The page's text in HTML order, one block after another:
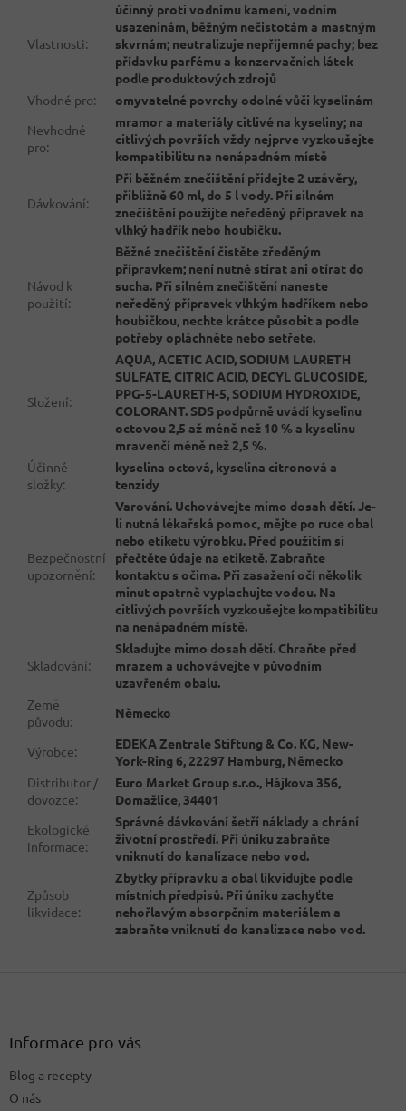
Vlastnosti:
účinný proti vodnímu kameni, vodním
usazeninám, běžným nečistotám a mastným
skvrnám; neutralizuje nepříjemné pachy; bez
přídavku parfému a konzervačních látek
podle produktových zdrojů
Vhodné pro:
omyvatelné povrchy odolné vůči kyselinám
Nevhodné
pro:
mramor a materiály citlivé na kyseliny; na
citlivých površích vždy nejprve vyzkoušejte
kompatibilitu na nenápadném místě
Dávkování:
Při běžném znečištění přidejte 2 uzávěry,
přibližně 60 ml, do 5 l vody. Při silném
znečištění použijte neředěný přípravek na
vlhký hadřík nebo houbičku.
Návod k
použití:
Běžné znečištění čistěte zředěným
přípravkem; není nutné stírat ani otírat do
sucha. Při silném znečištění naneste
neředěný přípravek vlhkým hadříkem nebo
houbičkou, nechte krátce působit a podle
potřeby opláchněte nebo setřete.
Složení:
AQUA, ACETIC ACID, SODIUM LAURETH
SULFATE, CITRIC ACID, DECYL GLUCOSIDE,
PPG-5-LAURETH-5, SODIUM HYDROXIDE,
COLORANT. SDS podpůrně uvádí kyselinu
octovou 2,5 až méně než 10 % a kyselinu
mravenčí méně než 2,5 %.
Účinné
složky:
kyselina octová, kyselina citronová a
tenzidy
Bezpečnostní
upozornění:
Varování. Uchovávejte mimo dosah dětí. Je-
li nutná lékařská pomoc, mějte po ruce obal
nebo etiketu výrobku. Před použitím si
přečtěte údaje na etiketě. Zabraňte
kontaktu s očima. Při zasažení očí několik
minut opatrně vyplachujte vodou. Na
citlivých površích vyzkoušejte kompatibilitu
na nenápadném místě.
Skladování:
Skladujte mimo dosah dětí. Chraňte před
mrazem a uchovávejte v původním
uzavřeném obalu.
Země
původu:
Německo
Výrobce:
EDEKA Zentrale Stiftung & Co. KG, New-
York-Ring 6, 22297 Hamburg, Německo
Distributor /
dovozce:
Euro Market Group s.r.o., Hájkova 356,
Domažlice, 34401
Ekologické
informace:
Správné dávkování šetří náklady a chrání
životní prostředí. Při úniku zabraňte
vniknutí do kanalizace nebo vod.
Způsob
likvidace:
Zbytky přípravku a obal likvidujte podle
místních předpisů. Při úniku zachyťte
nehořlavým absorpčním materiálem a
zabraňte vniknutí do kanalizace nebo vod.
Informace pro vás
Blog a recepty
O nás